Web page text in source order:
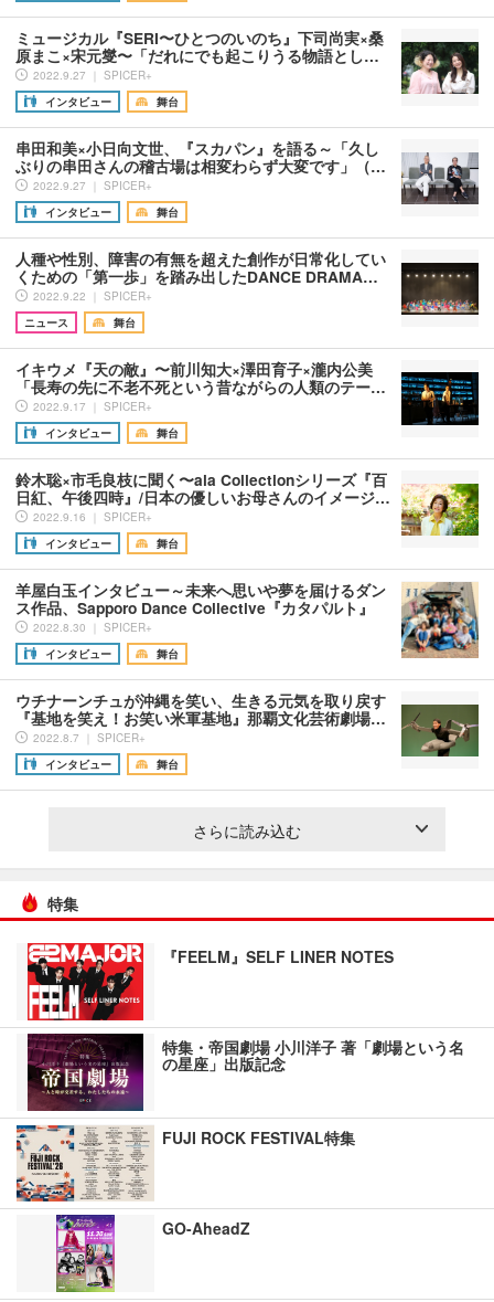
ミュージカル『SERI〜ひとつのいのち』下司尚実×桑
原まこ×宋元燮〜「だれにでも起こりうる物語とし…
2022.9.27 ｜ SPICER+
インタビュー
舞台
串田和美×小日向文世、『スカパン』を語る～「久し
ぶりの串田さんの稽古場は相変わらず大変です」（…
2022.9.27 ｜ SPICER+
インタビュー
舞台
人種や性別、障害の有無を超えた創作が日常化してい
くための「第一歩」を踏み出したDANCE DRAMA…
2022.9.22 ｜ SPICER+
ニュース
舞台
イキウメ『天の敵』〜前川知大×澤田育子×瀧内公美
「長寿の先に不老不死という昔ながらの人類のテー…
2022.9.17 ｜ SPICER+
インタビュー
舞台
鈴木聡×市毛良枝に聞く〜ala Collectionシリーズ『百
日紅、午後四時』/日本の優しいお母さんのイメージ…
2022.9.16 ｜ SPICER+
インタビュー
舞台
羊屋白玉インタビュー～未来へ思いや夢を届けるダン
ス作品、Sapporo Dance Collective『カタパルト』
2022.8.30 ｜ SPICER+
インタビュー
舞台
ウチナーンチュが沖縄を笑い、生きる元気を取り戻す
『基地を笑え！お笑い米軍基地』那覇文化芸術劇場…
2022.8.7 ｜ SPICER+
インタビュー
舞台
さらに読み込む
特集
『FEELM』SELF LINER NOTES
特集・帝国劇場 小川洋子 著「劇場という名
の星座」出版記念
FUJI ROCK FESTIVAL特集
GO-AheadZ